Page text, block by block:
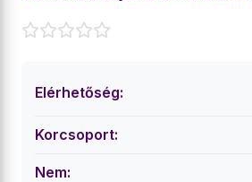
Elérhetőség:
Korcsoport:
Nem: